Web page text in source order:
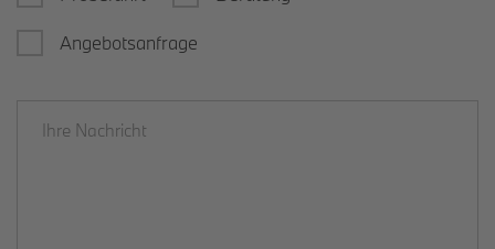
Angebotsanfrage